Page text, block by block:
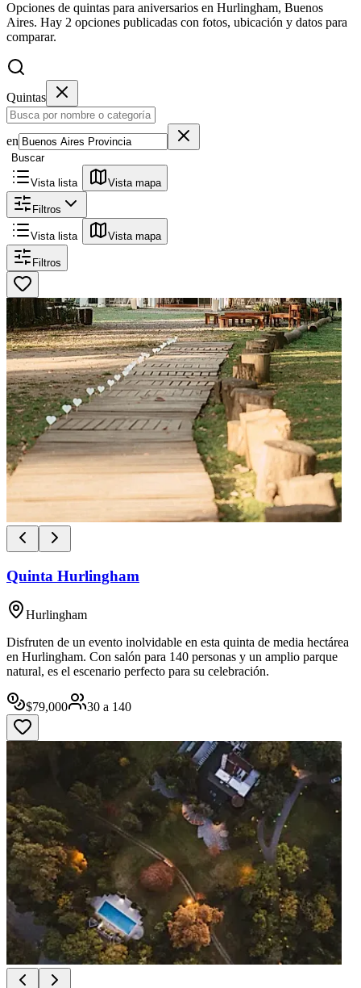
Opciones de quintas para aniversarios en Hurlingham, Buenos
Aires. Hay 2 opciones publicadas con fotos, ubicación y datos para
comparar.
Quintas
en
Buscar
Vista lista Vista mapa
Filtros
Vista lista Vista mapa
Filtros
Quinta Hurlingham
Hurlingham
Disfruten de un evento inolvidable en esta quinta de media hectárea
en Hurlingham. Con salón para 140 personas y un amplio parque
natural, es el escenario perfecto para su celebración.
$79,000 30 a 140